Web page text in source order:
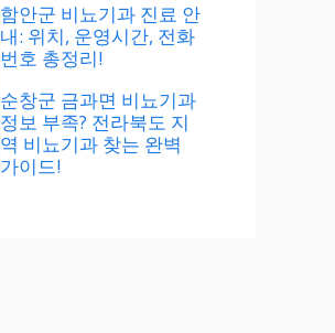
함안군 비뇨기과 진료 안
내: 위치, 운영시간, 전화
번호 총정리!
순창군 금과면 비뇨기과
정보 부족? 전라북도 지
역 비뇨기과 찾는 완벽
가이드!